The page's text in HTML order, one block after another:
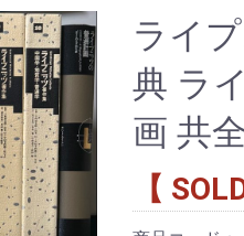
ライ
典 ラ
画 共
【